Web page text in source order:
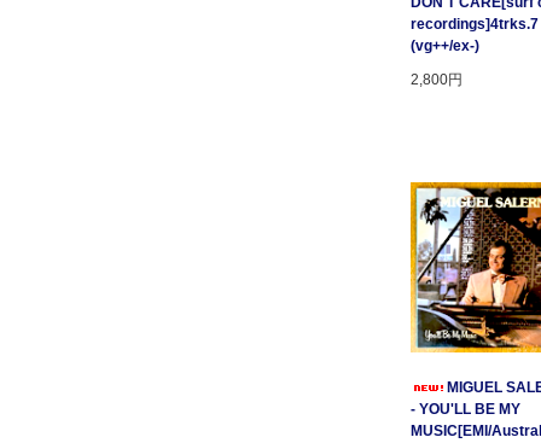
recordings]4trks.7
(vg++/ex-)
2,800円
MIGUEL
- YOU'LL BE MY
MUSIC[EMI/